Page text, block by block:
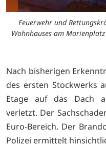
Feuerwehr und
Wohnhauses am
Nach bisherigen
des ersten Stockwerks
Etage auf das Dach
verletzt. Der
Euro-Bereich. Der
Polizei ermittelt